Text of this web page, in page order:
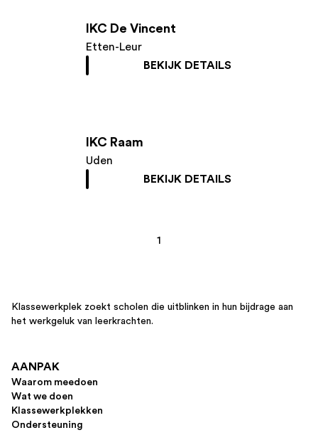
IKC De Vincent
Etten-Leur
BEKIJK DETAILS
IKC Raam
Uden
BEKIJK DETAILS
1
Klassewerkplek zoekt scholen die uitblinken in hun bijdrage aan
het werkgeluk van leerkrachten.
AANPAK
Waarom meedoen
Wat we doen
Klassewerkplekken
Ondersteuning